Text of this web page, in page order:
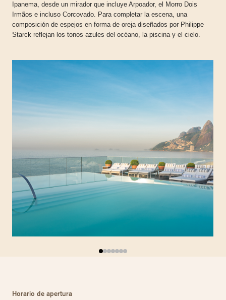
Ipanema, desde un mirador que incluye Arpoador, el Morro Dois
Irmãos e incluso Corcovado. Para completar la escena, una
composición de espejos en forma de oreja diseñados por Philippe
Starck reflejan los tonos azules del océano, la piscina y el cielo.
Horario de apertura